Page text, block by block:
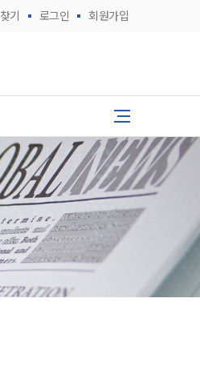
기 로그인 회원가입